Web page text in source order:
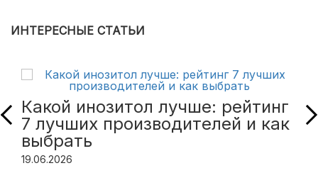
ИНТЕРЕСНЫЕ СТАТЬИ
Какой инозитол лучше: рейтинг
7 лучших производителей и как
выбрать
19.06.2026